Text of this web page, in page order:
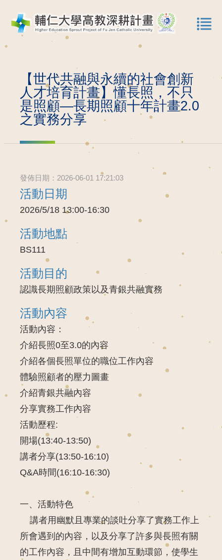
【世代共融與永續的社會創新
人才培育計畫】懂長照，不只
是照顧—長期照顧十年計畫2.0
之實務分享
發佈日期：2026-06-01 17:21:03
活動日期
2026/5/18 13:00-16:30
活動地點
BS111
活動目的
認識長期照顧政策以及青銀共融實務
活動內容
活動內容：
介紹長照0至3.0的內容
介紹各個長照單位的職位工作內容
體驗照顧者的壓力圖畫
介紹青銀共融內容
分享實務工作內容
活動歷程:
開場(13:40-13:50)
講者分享(13:50-16:10)
Q&A時間(16:10-16:30)
一、活動特色
講者用幽默且專業的談吐分享了實務工作上
所會遇到的內容，以及分享了許多與長照有關
的工作內容，且中間有增加互動環節，使學生